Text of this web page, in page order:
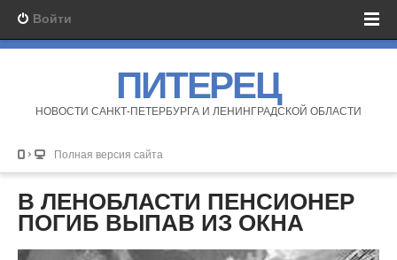
Войти
ПИТЕРЕЦ
НОВОСТИ САНКТ-ПЕТЕРБУРГА И ЛЕНИНГРАДСКОЙ ОБЛАСТИ
Полная версия сайта
В ЛЕНОБЛАСТИ ПЕНСИОНЕР
ПОГИБ ВЫПАВ ИЗ ОКНА